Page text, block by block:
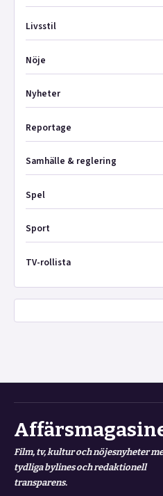
Livsstil
Nöje
Nyheter
Reportage
Samhälle & reglering
Spel
Sport
TV-rollista
Film, tv, kultur och nöjesnyheter
tydliga bylines och redaktionell
transparens.